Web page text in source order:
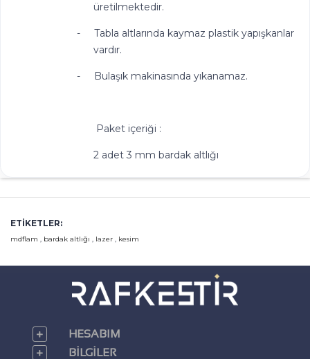
üretilmektedir.
-
Tabla altlarında kaymaz plastik yapışkanlar
vardır.
- Bulaşık makinasında yıkanamaz.
Paket içeriği :
2 adet 3 mm bardak altlığı
ETIKETLER:
mdflam , bardak altlığı , lazer , kesim
HESABIM
BILGILER